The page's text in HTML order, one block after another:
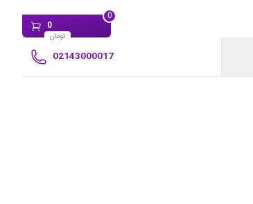
0
0
تومان
02143000017